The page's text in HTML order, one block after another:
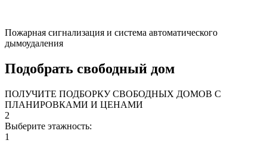
Пожарная сигнализация и система автоматического
дымоудаления
Подобрать свободный дом
ПОЛУЧИТЕ ПОДБОРКУ СВОБОДНЫХ ДОМОВ С
ПЛАНИРОВКАМИ И ЦЕНАМИ
2
Выберите этажность:
1